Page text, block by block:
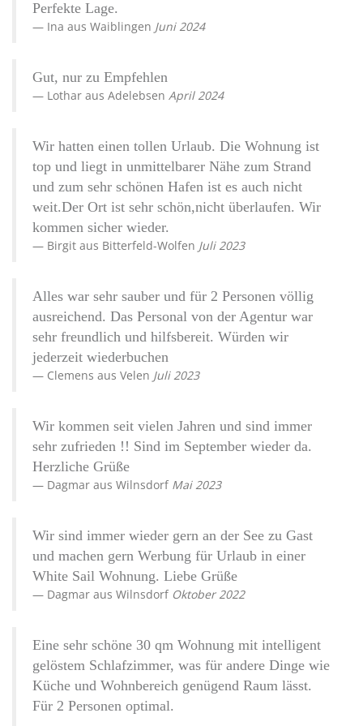
Perfekte Lage.
Ina aus Waiblingen Juni 2024
Gut, nur zu Empfehlen
Lothar aus Adelebsen April 2024
Wir hatten einen tollen Urlaub. Die Wohnung ist
top und liegt in unmittelbarer Nähe zum Strand
und zum sehr schönen Hafen ist es auch nicht
weit.Der Ort ist sehr schön,nicht überlaufen. Wir
kommen sicher wieder.
Birgit aus Bitterfeld-Wolfen Juli 2023
Alles war sehr sauber und für 2 Personen völlig
ausreichend. Das Personal von der Agentur war
sehr freundlich und hilfsbereit. Würden wir
jederzeit wiederbuchen
Clemens aus Velen Juli 2023
Wir kommen seit vielen Jahren und sind immer
sehr zufrieden !! Sind im September wieder da.
Herzliche Grüße
Dagmar aus Wilnsdorf Mai 2023
Wir sind immer wieder gern an der See zu Gast
und machen gern Werbung für Urlaub in einer
White Sail Wohnung. Liebe Grüße
Dagmar aus Wilnsdorf Oktober 2022
Eine sehr schöne 30 qm Wohnung mit intelligent
gelöstem Schlafzimmer, was für andere Dinge wie
Küche und Wohnbereich genügend Raum lässt.
Für 2 Personen optimal.